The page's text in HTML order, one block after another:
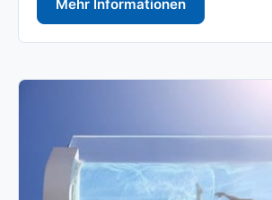
Mehr Informationen